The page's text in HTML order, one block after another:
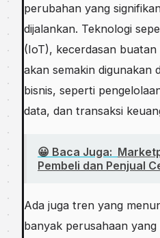
perubahan yang
dijalankan. Teknologi
(IoT), kecerdasan
akan semakin digunakan
bisnis, seperti
data, dan transaksi
😀 Baca Juga:
Pembeli dan Penjual
Ada juga tren yang
banyak perusahaan